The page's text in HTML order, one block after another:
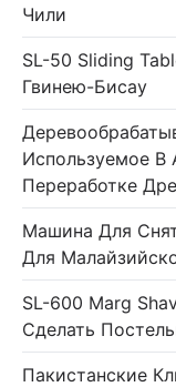
Чили
SL-50 Sliding
Гвинею-Бисау
Используемое В
Переработке
Машина Для
Для
SL-600 Marg
Сделать
Пакистанские